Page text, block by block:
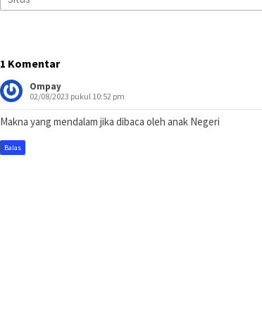
1 Komentar
Ompay
02/08/2023 pukul 10:52 pm
Makna yang mendalam jika dibaca oleh anak Negeri
Balas